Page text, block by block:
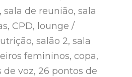
de reunião, sala
CPD, lounge /
salão 2, sala
femininos, copa,
de voz, 26 pontos de